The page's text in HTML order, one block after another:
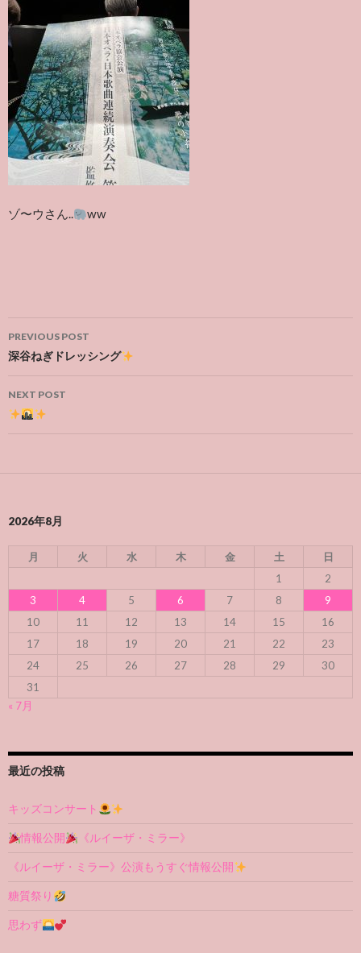
ゾ〜ウさん.. ww
Post
navigation
PREVIOUS POST
深谷ねぎドレッシング
NEXT POST
2026年8月
月 火 水 木 金 土
日
1
2
3
4 5 6 7 8
9
10
11 12 13 14 15
16
17
18 19 20 21 22
23
24
25 26 27 28 29
30
31
« 7月
最近の投稿
キッズコンサート
情報公開 《ルイーザ・ミラー》
《ルイーザ・ミラー》公演もうすぐ情報公開
糖質祭り
思わず